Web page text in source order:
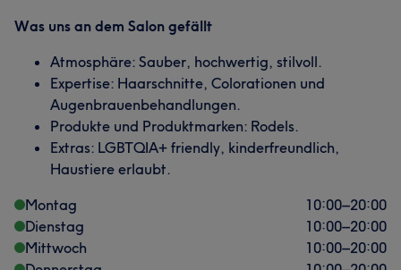
Was uns an dem Salon gefällt
Atmosphäre: Sauber, hochwertig, stilvoll.
Expertise: Haarschnitte, Colorationen und
Augenbrauenbehandlungen.
Produkte und Produktmarken: Rodels.
Extras: LGBTQIA+ friendly, kinderfreundlich,
Haustiere erlaubt.
Montag
10:00–20:00
Dienstag
10:00–20:00
Mittwoch
10:00–20:00